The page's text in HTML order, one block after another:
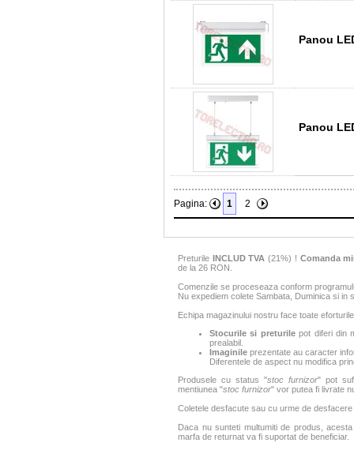
Panou
Panou
Pagina: 1 2
Preturile INCLUD TVA (21%) ! Comanda
de la 26 RON.
Comenzile se proceseaza conform
Nu expediem colete Sambata, Duminica si in
Echipa magazinului nostru face toate
Stocurile si preturilepot diferi din
prealabil.
Imaginile prezentate au caracter
Diferentele de aspect nu modifica
Produsele cu status "stoc furnizor" pot
mentiunea "stoc furnizor" vor putea fi livrate
Coletele desfacute sau cu urme de
Daca nu sunteti multumiti de produs,
marfa de returnat va fi suportat de beneficiar.